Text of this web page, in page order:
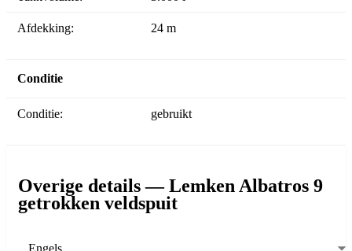
Afdekking: 24 m
Conditie
Conditie: gebruikt
Overige details — Lemken Albatros 9
getrokken veldspuit
Engels